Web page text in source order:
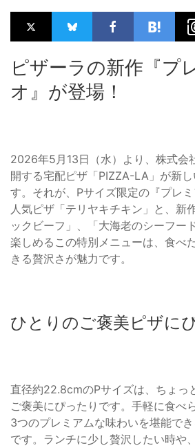
ピザーラの新作『プ
オ』が登場！
2026年5月13日（水）より、株式会
開する宅配ピザ「PIZZA-LA」が新し
す。それが、Pサイズ限定の『プレミ
人気ピザ「テリヤキチキン」と、新
ックビーフ」、「大海老のシーフー
楽しめるこの特別メニューは、食べ
きる贅沢さが魅力です。
ひとりのご褒美ピザに
直径約22.8cmのPサイズは、ちょっ
ご褒美にぴったりです。手軽に食べ
3つのプレミアムな味わいを堪能で
です。ランチに少し贅沢したい時や